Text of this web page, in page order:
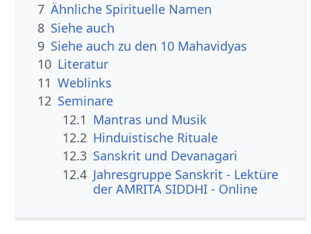
7 Ähnliche Spirituelle Namen
8 Siehe auch
9 Siehe auch zu den 10 Mahavidyas
10 Literatur
11 Weblinks
12 Seminare
12.1 Mantras und Musik
12.2 Hinduistische Rituale
12.3 Sanskrit und Devanagari
12.4 Jahresgruppe Sanskrit - Lektüre
der AMRITA SIDDHI - Online